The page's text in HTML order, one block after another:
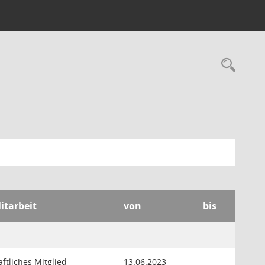
von bis
Mitglied 13.06.2023